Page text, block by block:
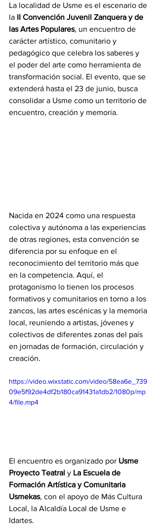
La localidad de Usme es el escenario de
la II Convención Juvenil Zanquera y de
las Artes Populares, un encuentro de
carácter artístico, comunitario y
pedagógico que celebra los saberes y
el poder del arte como herramienta de
transformación social. El evento, que se
extenderá hasta el 23 de junio, busca
consolidar a Usme como un territorio de
encuentro, creación y memoria.
Nacida en 2024 como una respuesta
colectiva y autónoma a las experiencias
de otras regiones, esta convención se
diferencia por su enfoque en el
reconocimiento del territorio más que
en la competencia. Aquí, el
protagonismo lo tienen los procesos
formativos y comunitarios en torno a los
zancos, las artes escénicas y la memoria
local, reuniendo a artistas, jóvenes y
colectivos de diferentes zonas del país
en jornadas de formación, circulación y
creación.
https://video.wixstatic.com/video/58ea6e_739
09e5f92de4df2b180ca91431a1db2/1080p/mp
4/file.mp4
El encuentro es organizado por Usme
Proyecto Teatral y La Escuela de
Formación Artística y Comunitaria
Usmekas, con el apoyo de Más Cultura
Local, la Alcaldía Local de Usme e
Idartes.